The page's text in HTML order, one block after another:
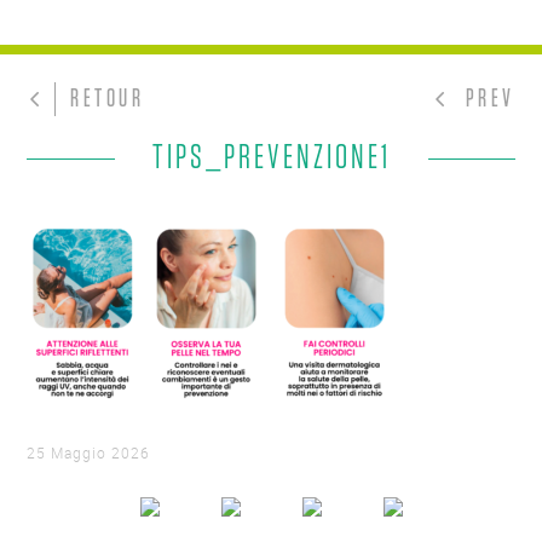
RETOUR PREV
TIPS_PREVENZIONE1
25 Maggio 2026